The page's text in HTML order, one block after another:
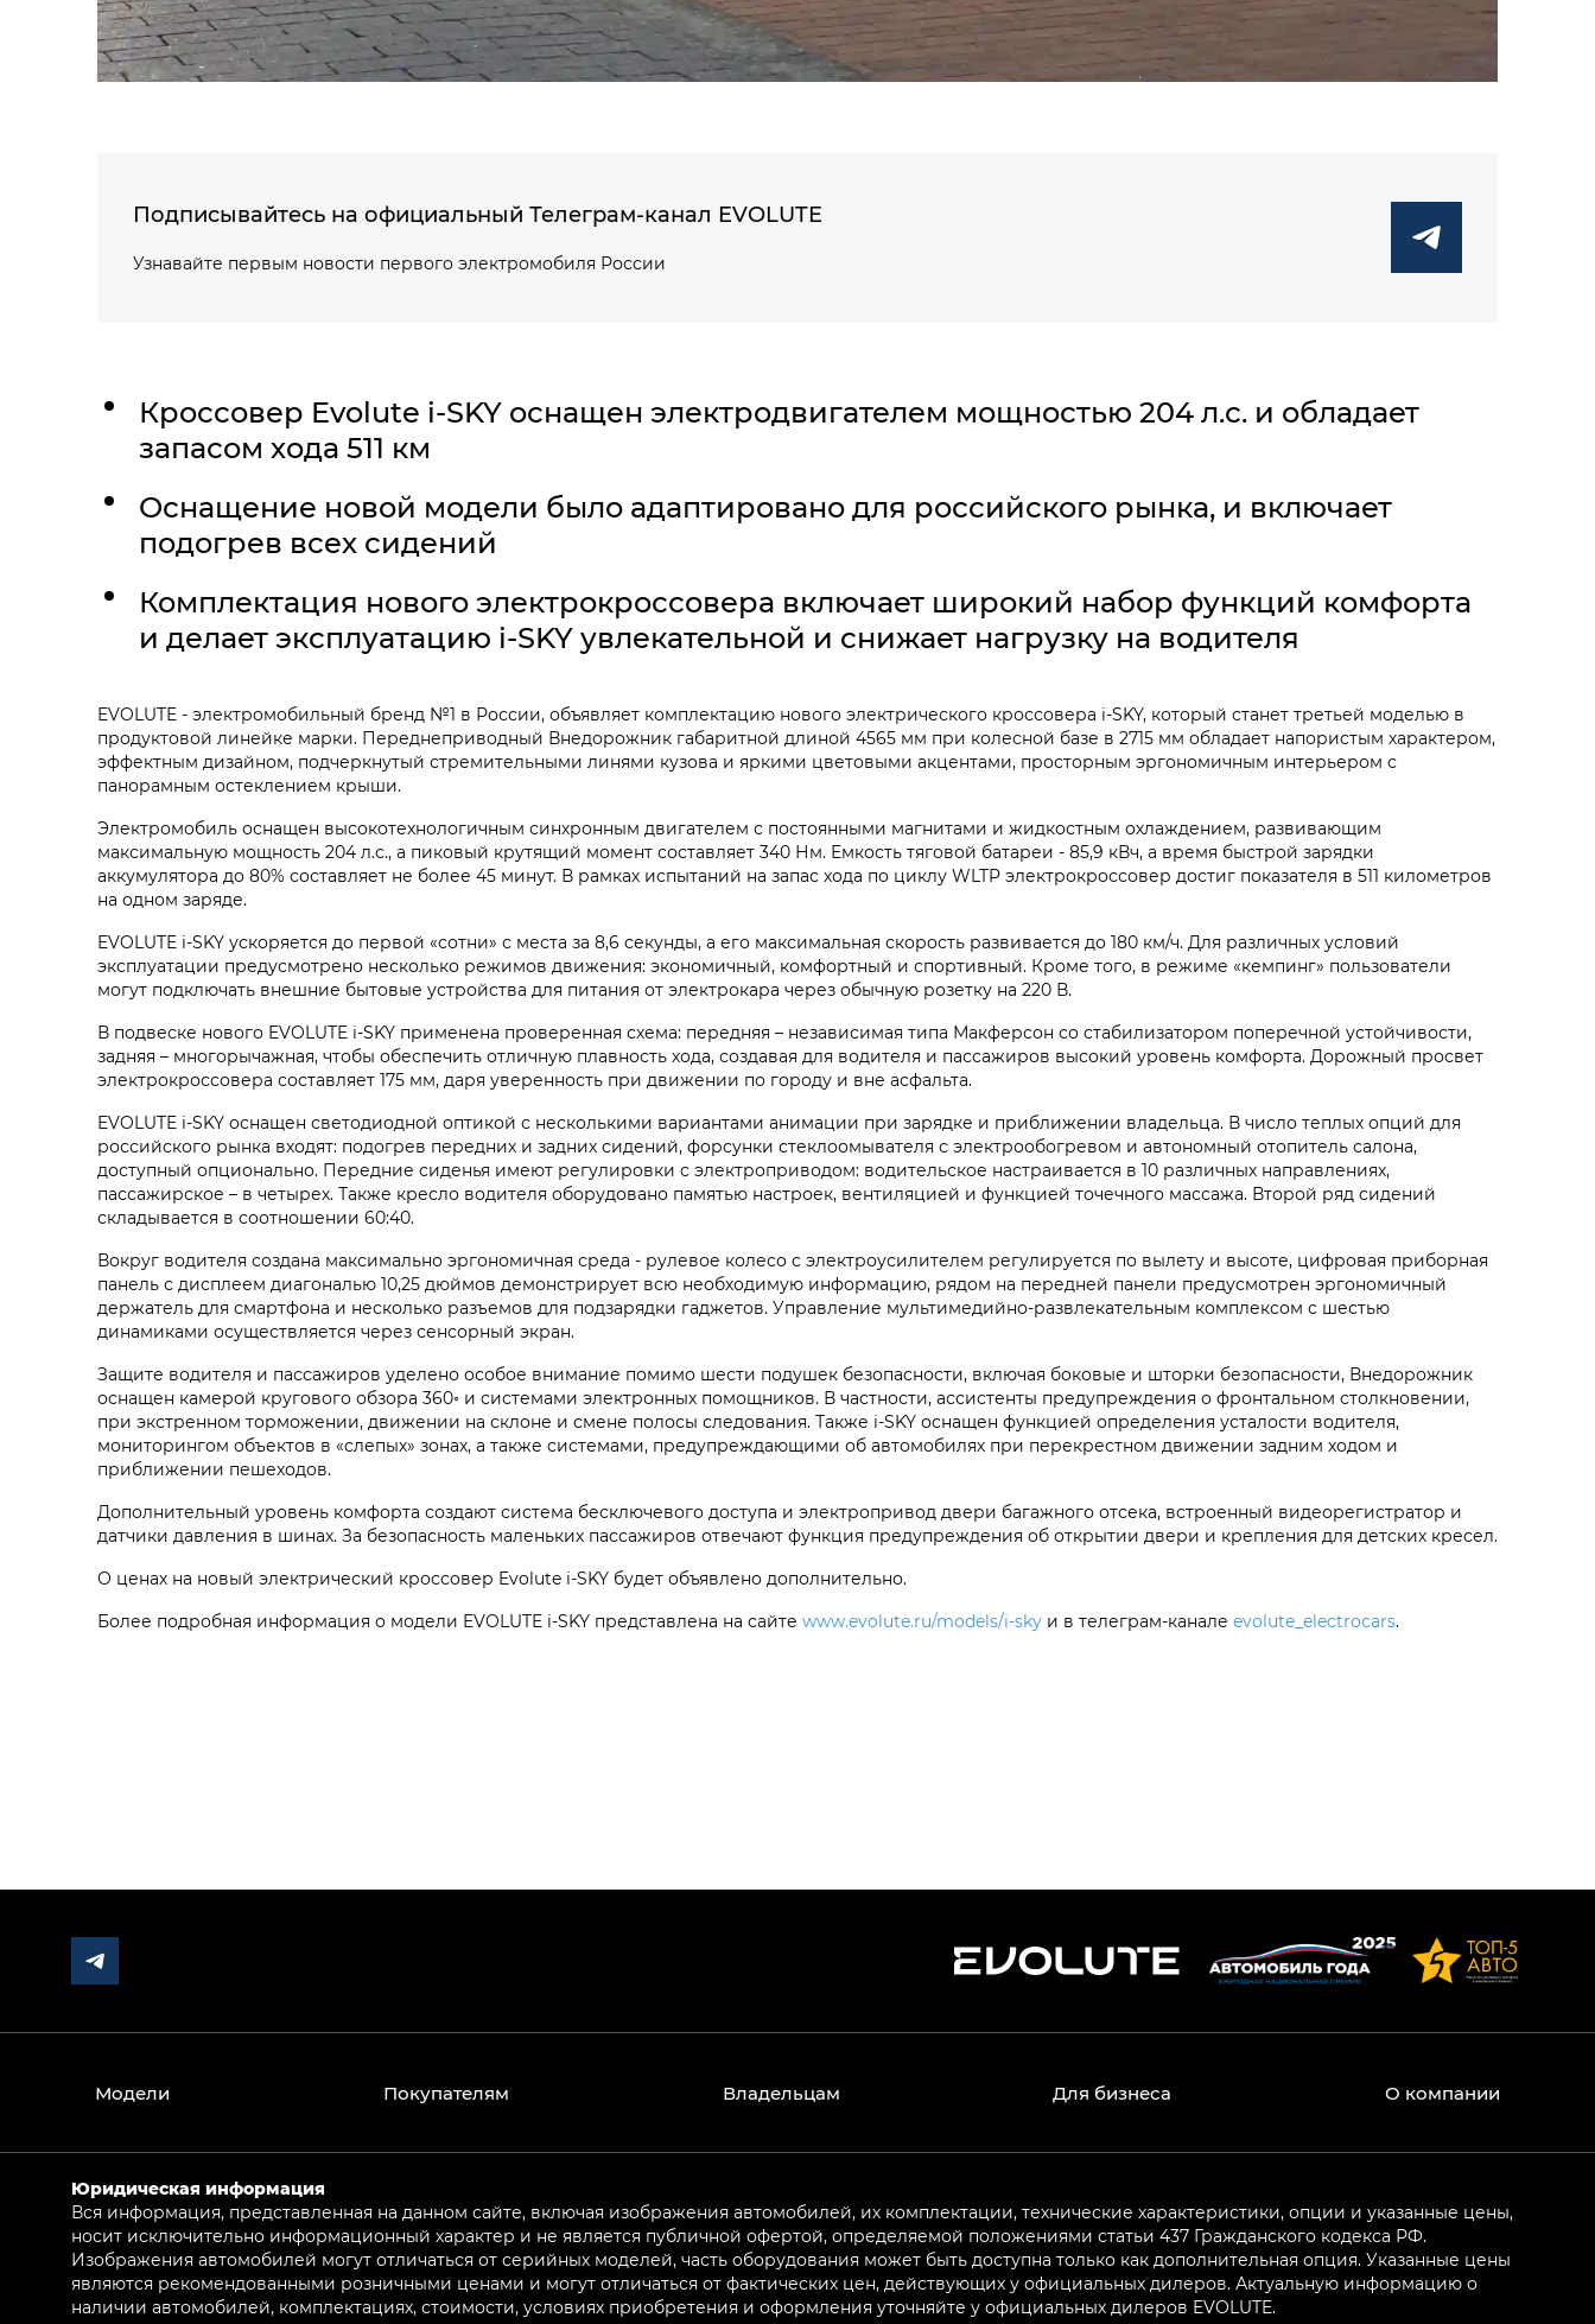
Подписывайтесь на официальный Телеграм-канал EVOLUTE
Узнавайте первым новости первого электромобиля России
Кроссовер Evolute i‑SKY оснащен электродвигателем мощностью 204 л.с. и обладает
запасом хода 511 км
Оснащение новой модели было адаптировано для российского рынка, и включает
подогрев всех сидений
Комплектация нового электрокроссовера включает широкий набор функций комфорта
и делает эксплуатацию i‑SKY увлекательной и снижает нагрузку на водителя
EVOLUTE - электромобильный бренд №1 в России, объявляет комплектацию нового электрического кроссовера i‑SKY, который станет третьей моделью в
продуктовой линейке марки. Переднеприводный Внедорожник габаритной длиной 4565 мм при колесной базе в 2715 мм обладает напористым характером,
эффектным дизайном, подчеркнутый стремительными линями кузова и яркими цветовыми акцентами, просторным эргономичным интерьером с
панорамным остеклением крыши.
Электромобиль оснащен высокотехнологичным синхронным двигателем с постоянными магнитами и жидкостным охлаждением, развивающим
максимальную мощность 204 л.с., а пиковый крутящий момент составляет 340 Нм. Емкость тяговой батареи - 85,9 кВч, а время быстрой зарядки
аккумулятора до 80% составляет не более 45 минут. В рамках испытаний на запас хода по циклу WLTP электрокроссовер достиг показателя в 511 километров
на одном заряде.
EVOLUTE i‑SKY ускоряется до первой «сотни» с места за 8,6 секунды, а его максимальная скорость развивается до 180 км/ч. Для различных условий
эксплуатации предусмотрено несколько режимов движения: экономичный, комфортный и спортивный. Кроме того, в режиме «кемпинг» пользователи
могут подключать внешние бытовые устройства для питания от электрокара через обычную розетку на 220 В.
В подвеске нового EVOLUTE i‑SKY применена проверенная схема: передняя – независимая типа Макферсон со стабилизатором поперечной устойчивости,
задняя – многорычажная, чтобы обеспечить отличную плавность хода, создавая для водителя и пассажиров высокий уровень комфорта. Дорожный просвет
электрокроссовера составляет 175 мм, даря уверенность при движении по городу и вне асфальта.
EVOLUTE i‑SKY оснащен светодиодной оптикой с несколькими вариантами анимации при зарядке и приближении владельца. В число теплых опций для
российского рынка входят: подогрев передних и задних сидений, форсунки стеклоомывателя с электрообогревом и автономный отопитель салона,
доступный опционально. Передние сиденья имеют регулировки с электроприводом: водительское настраивается в 10 различных направлениях,
пассажирское – в четырех. Также кресло водителя оборудовано памятью настроек, вентиляцией и функцией точечного массажа. Второй ряд сидений
складывается в соотношении 60:40.
Вокруг водителя создана максимально эргономичная среда - рулевое колесо с электроусилителем регулируется по вылету и высоте, цифровая приборная
панель с дисплеем диагональю 10,25 дюймов демонстрирует всю необходимую информацию, рядом на передней панели предусмотрен эргономичный
держатель для смартфона и несколько разъемов для подзарядки гаджетов. Управление мультимедийно-развлекательным комплексом с шестью
динамиками осуществляется через сенсорный экран.
Защите водителя и пассажиров уделено особое внимание помимо шести подушек безопасности, включая боковые и шторки безопасности, Внедорожник
оснащен камерой кругового обзора 360◦ и системами электронных помощников. В частности, ассистенты предупреждения о фронтальном столкновении,
при экстренном торможении, движении на склоне и смене полосы следования. Также i‑SKY оснащен функцией определения усталости водителя,
мониторингом объектов в «слепых» зонах, а также системами, предупреждающими об автомобилях при перекрестном движении задним ходом и
приближении пешеходов.
Дополнительный уровень комфорта создают система бесключевого доступа и электропривод двери багажного отсека, встроенный видеорегистратор и
датчики давления в шинах. За безопасность маленьких пассажиров отвечают функция предупреждения об открытии двери и крепления для детских кресел.
О ценах на новый электрический кроссовер Evolute i‑SKY будет объявлено дополнительно.
Более подробная информация о модели EVOLUTE i‑SKY представлена на сайте www.evolute.ru/models/i-sky и в телеграм-канале evolute_electrocars.
Модели Покупателям Владельцам Для бизнеса О компании
Юридическая информация
Вся информация, представленная на данном сайте, включая изображения автомобилей, их комплектации, технические характеристики, опции и указанные цены,
носит исключительно информационный характер и не является публичной офертой, определяемой положениями статьи 437 Гражданского кодекса РФ.
Изображения автомобилей могут отличаться от серийных моделей, часть оборудования может быть доступна только как дополнительная опция. Указанные цены
являются рекомендованными розничными ценами и могут отличаться от фактических цен, действующих у официальных дилеров. Актуальную информацию о
наличии автомобилей, комплектациях, стоимости, условиях приобретения и оформления уточняйте у официальных дилеров EVOLUTE.